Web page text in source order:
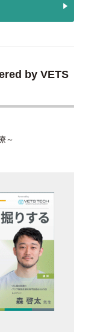
by VETS
～